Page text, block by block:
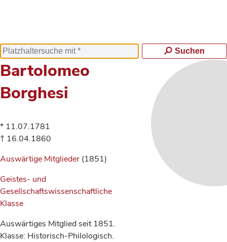
Suchen
Bartolomeo
Borghesi
* 11.07.1781
† 16.04.1860
Auswärtige Mitglieder (1851)
Geistes- und
Gesellschaftswissenschaftliche
Klasse
Auswärtiges Mitglied seit 1851.
Klasse: Historisch-Philologisch.